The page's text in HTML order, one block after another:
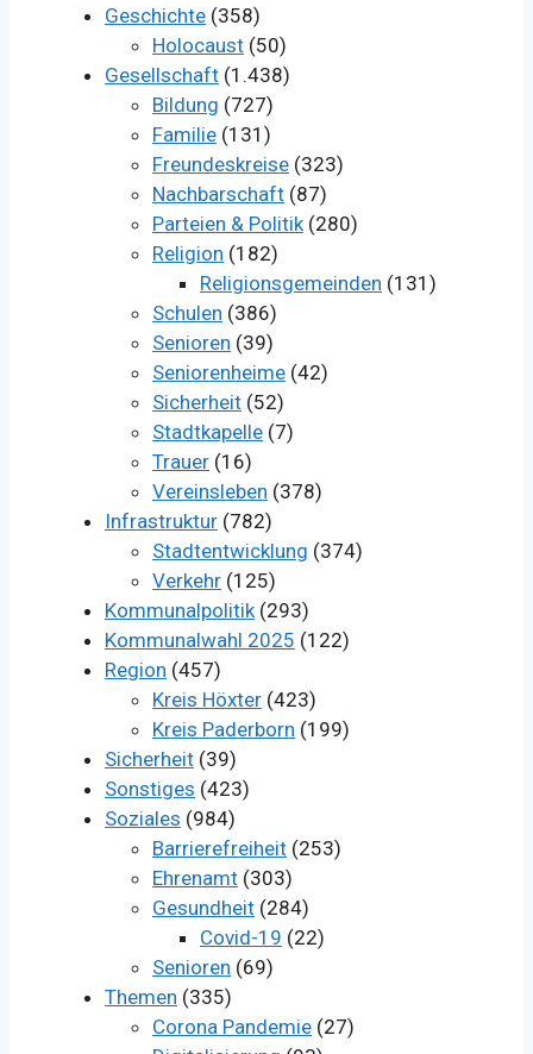
Geschichte (358)
Holocaust (50)
Gesellschaft (1.438)
Bildung (727)
Familie (131)
Freundeskreise (323)
Nachbarschaft (87)
Parteien & Politik(280)
Religion (182)
Religionsgemeinden (131)
Schulen (386)
Senioren (39)
Seniorenheime (42)
Sicherheit (52)
Stadtkapelle (7)
Trauer (16)
Vereinsleben (378)
Infrastruktur (782)
Stadtentwicklung (374)
Verkehr (125)
Kommunalpolitik(293)
Kommunalwahl 2025 (122)
Region (457)
Kreis Höxter (423)
Kreis Paderborn (199)
Sicherheit (39)
Sonstiges (423)
Soziales (984)
Barrierefreiheit (253)
Ehrenamt (303)
Gesundheit (284)
Covid-19 (22)
Senioren (69)
Themen (335)
Corona Pandemie (27)